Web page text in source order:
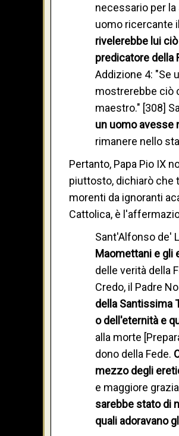
necessario per
uomo ricercante
rivelerebbe lui
predicatore della
Addizione 4: "Se
mostrerebbe ciò
maestro." [308]
un uomo avesse
rimanere nello
Pertanto, Papa Pio IX
piuttosto, dichiarò che
morenti da ignoranti
Cattolica, è
Sant'Alfonso de'
Maomettani e gli
delle verità della
Credo, il Padre
della Santissima
o dell'eternità e
alla morte
dono della Fede.
mezzo degli
e maggiore
sarebbe stato di
quali adoravano